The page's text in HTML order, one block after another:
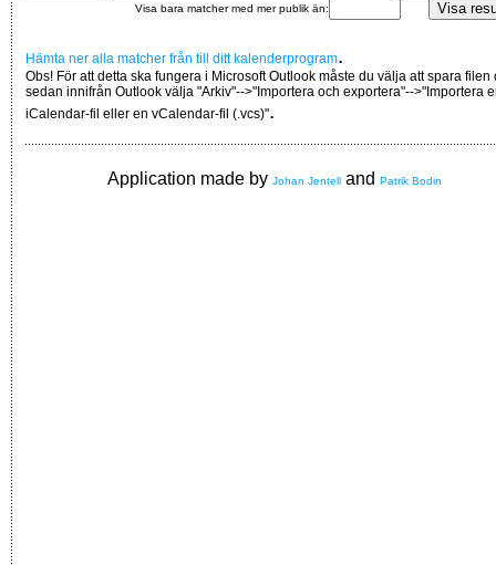
Visa bara matcher med mer publik än:
Hämta ner alla matcher från till ditt kalenderprogram.
Obs! För att detta ska fungera i Microsoft Outlook måste du välja att spara filen
sedan innifrån Outlook välja "Arkiv"-->"Importera och exportera"-->"Importera
iCalendar-fil eller en vCalendar-fil (.vcs)".
Application made by Johan Jentell and Patrik Bodin